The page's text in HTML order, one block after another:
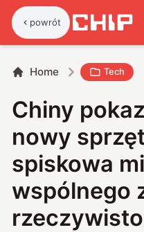
powrót
Home Tech
Chiny
nowy
spiskowa
wspólnego